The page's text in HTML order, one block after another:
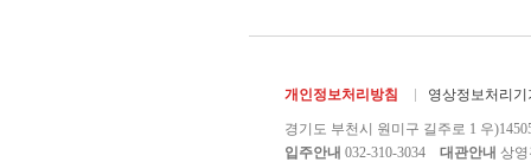
개인정보처리방침 영상정보처리기
경기도 부천시 원미구 길주로 1 우
입주안내 032-310-3034 대관안내 상영